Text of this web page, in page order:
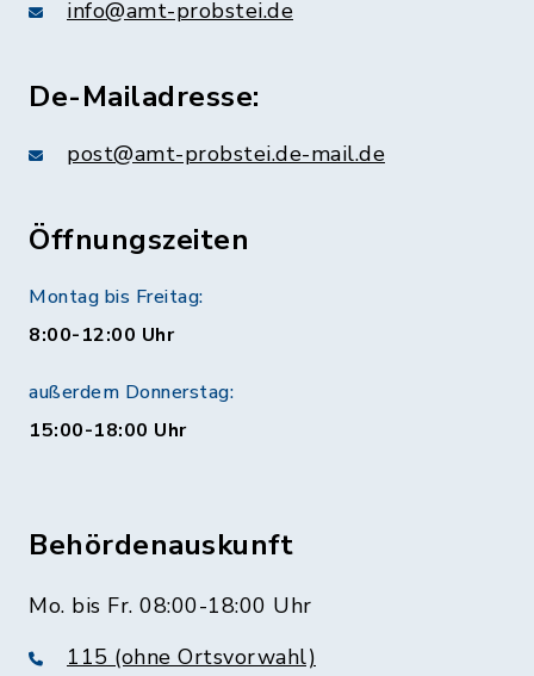
info@amt-probstei.de
De-Mailadresse:
post@amt-probstei.de-mail.de
Öffnungszeiten
Montag bis Freitag:
8:00-12:00 Uhr
außerdem Donnerstag:
15:00-18:00 Uhr
Behördenauskunft
Mo. bis Fr. 08:00-18:00 Uhr
115 (ohne Ortsvorwahl)